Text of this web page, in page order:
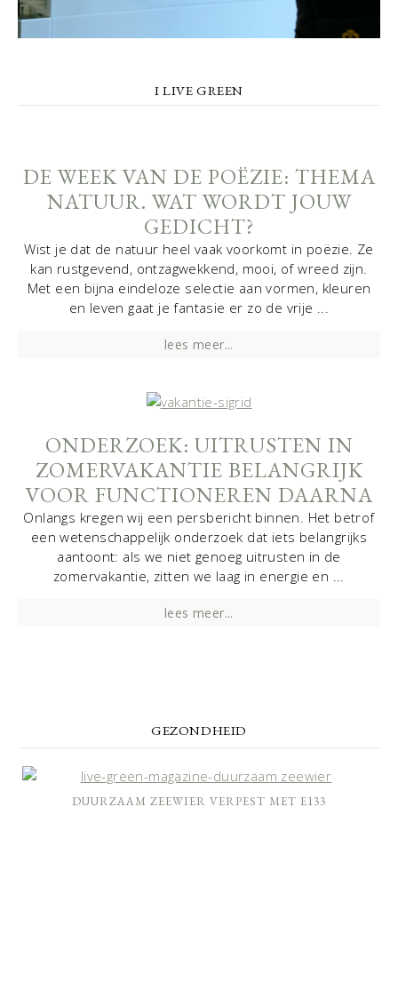
I LIVE GREEN
DE WEEK VAN DE POËZIE: THEMA
NATUUR. WAT WORDT JOUW
GEDICHT?
Wist je dat de natuur heel vaak voorkomt in poëzie. Ze
kan rustgevend, ontzagwekkend, mooi, of wreed zijn.
Met een bijna eindeloze selectie aan vormen, kleuren
en leven gaat je fantasie er zo de vrije ...
lees meer...
ONDERZOEK: UITRUSTEN IN
ZOMERVAKANTIE BELANGRIJK
VOOR FUNCTIONEREN DAARNA
Onlangs kregen wij een persbericht binnen. Het betrof
een wetenschappelijk onderzoek dat iets belangrijks
aantoont: als we niet genoeg uitrusten in de
zomervakantie, zitten we laag in energie en ...
lees meer...
GEZONDHEID
DUURZAAM ZEEWIER VERPEST MET E133